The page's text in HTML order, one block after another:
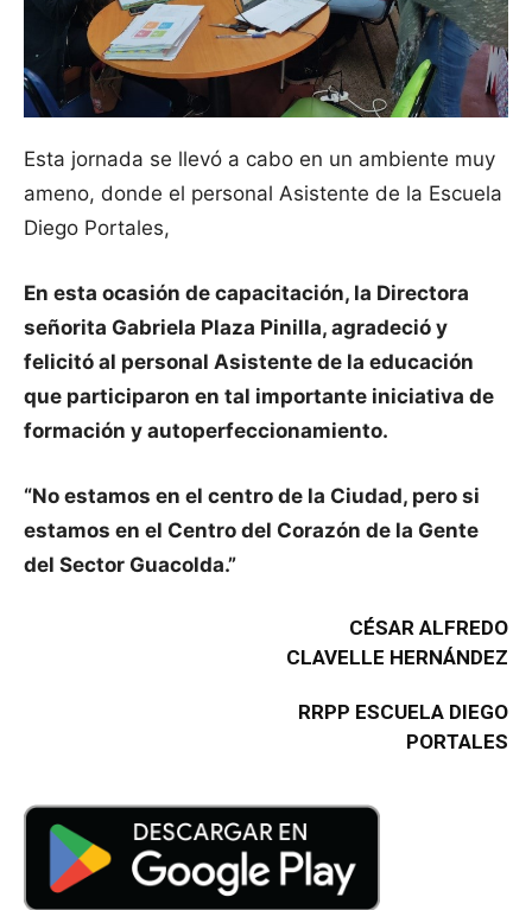
Esta jornada se llevó a cabo en un ambiente muy
ameno, donde el personal Asistente de la Escuela
Diego Portales,
En esta ocasión de capacitación, la Directora
señorita Gabriela Plaza Pinilla, agradeció y
felicitó al personal Asistente de la educación
que participaron en tal importante iniciativa de
formación y autoperfeccionamiento.
“No estamos en el centro de la Ciudad, pero si
estamos en el Centro del Corazón de la Gente
del Sector Guacolda.”
CÉSAR ALFREDO
CLAVELLE HERNÁNDEZ
RRPP ESCUELA DIEGO
PORTALES